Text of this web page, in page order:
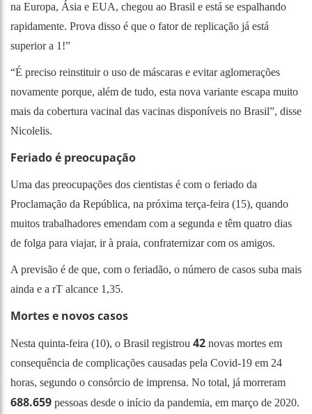
na Europa, Ásia e EUA, chegou ao Brasil e está se espalhando
rapidamente. Prova disso é que o fator de replicação já está
superior a 1!”
“É preciso reinstituir o uso de máscaras e evitar aglomerações
novamente porque, além de tudo, esta nova variante escapa muito
mais da cobertura vacinal das vacinas disponíveis no Brasil”, disse
Nicolelis.
Feriado é preocupação
Uma das preocupações dos cientistas é com o feriado da
Proclamação da República, na próxima terça-feira (15), quando
muitos trabalhadores emendam com a segunda e têm quatro dias
de folga para viajar, ir à praia, confraternizar com os amigos.
A previsão é de que, com o feriadão, o número de casos suba mais
ainda e a rT alcance 1,35.
Mortes e novos casos
Nesta quinta-feira (10), o Brasil registrou 42 novas mortes em
consequência de complicações causadas pela Covid-19 em 24
horas, segundo o consórcio de imprensa. No total, já morreram
688.659 pessoas desde o início da pandemia, em março de 2020.